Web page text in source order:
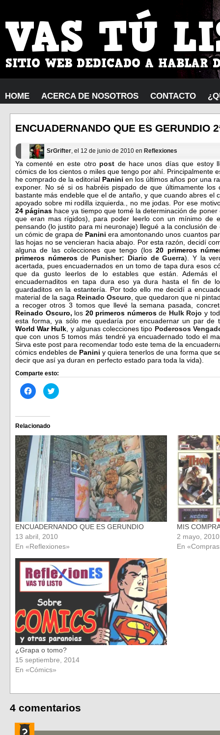
HOME ACERCA DE NOSOTROS CONTACTO
ENCUADERNANDO QUE ES GERUNDIO
SrGrifter, el 12 de junio de 2010 en Reflexiones
Ya comenté en este otro post de hace unos días que estoy
cómics de los cientos o miles que tengo por ahí. Principalmente
he comprado de la editorial Paninien los últimos años por una
exponer. No sé si os habréis pispado de que últimamente
bastante más endeble que el de antaño, y que cuando abres el
apoyado sobre mi rodilla izquierda., no me jodas. Por ese
24 páginas hace ya tiempo que tomé la determinación de
que eran mas rígidos), para poder leerlo con un mínimo de
pensando (lo justito para mi neuronaje) llegué a la conclusión
un cómic de grapa de Paniniera amontonando unos cuantos
las hojas no se vencieran hacia abajo. Por esta razón, decidí
alguna de las colecciones que tengo (los20 primeros
primeros númerosde Punisher: Diario de Guerra). Y la
acertada, pues encuadernados en un tomo de tapa dura esos
que da gusto leerlos de lo estables que están. Además
encuadernaditos en tapa dura eso ya dura hasta el fin de
guardaditos en la estantería. Por todo ello me decidí a
material de la saga Reinado Oscuro , que quedaron que ni
a recoger otros 3 tomos que llevé la semana pasada,
Reinado Oscuro, los 20 primeros númerosde Hulk Rojo y
esta forma, ya sólo me quedaría por encuadernar un par
World War Hulk , y algunas colecciones tipo Poderosos
que con unos 5 tomos más tendré ya encuadernado todo el
Sirva este post para recomendar todo este tema de la
cómics endebles de Paniniy quiera tenerlos de una forma que
decir que así ya duran en perfecto estado para toda la vida).
Comparte esto:
Haz
clic
Facebook
(Se
abre
en
una
ventana
nueva)
Haz
clic
en
una
ventana
nueva)
Relacionado
ENCUADERNANDO QUE ES GERUNDIO
13 abril, 2010
En «Reflexiones»
MIS
2 mayo, 2010
En
¿Grapa o tomo?
15 septiembre, 2014
En «Cómics»
4 comentarios